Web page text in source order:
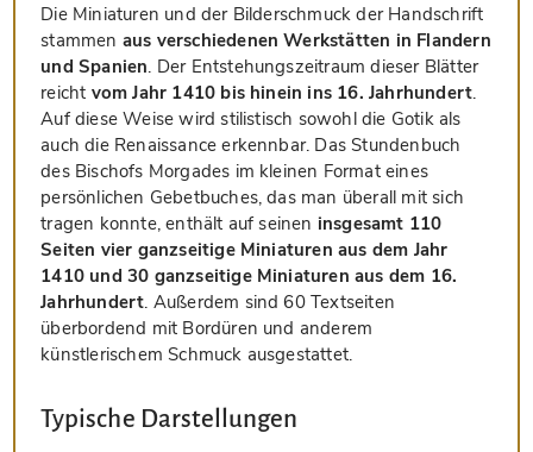
Die Miniaturen und der Bilderschmuck der Handschrift
stammen aus verschiedenen Werkstätten in Flandern
und Spanien. Der Entstehungszeitraum dieser Blätter
reicht vom Jahr 1410 bis hinein ins 16. Jahrhundert.
Auf diese Weise wird stilistisch sowohl die Gotik als
auch die Renaissance erkennbar. Das Stundenbuch
des Bischofs Morgades im kleinen Format eines
persönlichen Gebetbuches, das man überall mit sich
tragen konnte, enthält auf seinen insgesamt 110
Seiten vier ganzseitige Miniaturen aus dem Jahr
1410 und 30 ganzseitige Miniaturen aus dem 16.
Jahrhundert. Außerdem sind 60 Textseiten
überbordend mit Bordüren und anderem
künstlerischem Schmuck ausgestattet.
Typische Darstellungen